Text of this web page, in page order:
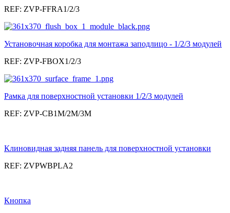
REF: ZVP-FFRA1/2/3
Установочная коробка для монтажа заподлицо - 1/2/3 модулей
REF: ZVP-FBOX1/2/3
Рамка для поверхностной установки 1/2/3 модулей
REF: ZVP-CB1M/2M/3M
Клиновидная задняя панель для поверхностной установки
REF: ZVPWBPLA2
Кнопка